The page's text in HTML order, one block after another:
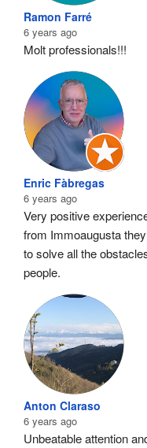
Ramon Farré
6 years ago
Molt professionals!!!
Enric Fàbregas
6 years ago
Very positive
from Immoaugusta
to solve all the
people.
Anton Claraso
6 years ago
Unbeatable attention